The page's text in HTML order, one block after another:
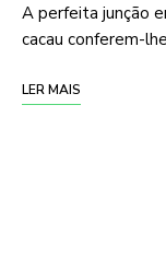
A perfeita junção
cacau conferem-
LER MAIS